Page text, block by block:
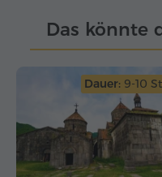
Das könnte
Dauer: 9-10